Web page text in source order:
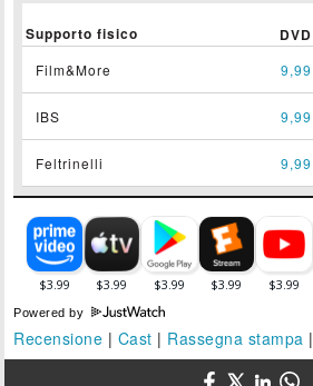
Supporto fisico DVD
Film&More 9,99
IBS 9,99
Feltrinelli 9,99
Powered by
Recensione | Cast | Rassegna stampa |